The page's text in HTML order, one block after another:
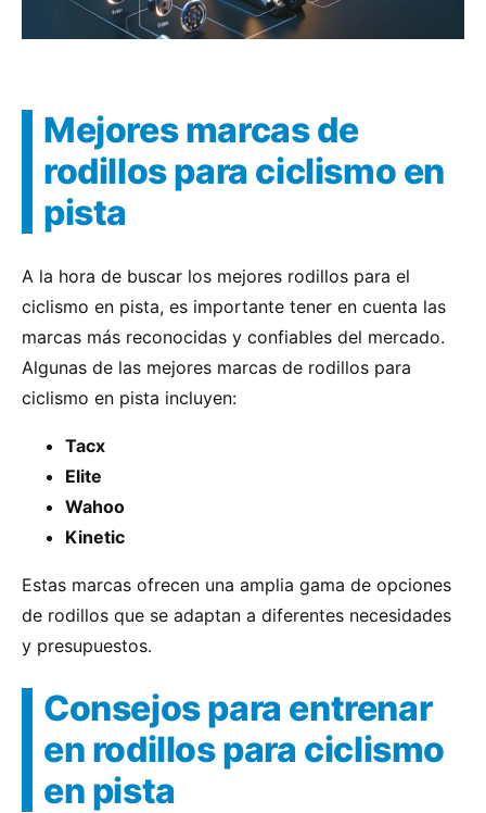
Mejores marcas de
rodillos para ciclismo en
pista
A la hora de buscar los mejores rodillos para el
ciclismo en pista, es importante tener en cuenta las
marcas más reconocidas y confiables del mercado.
Algunas de las mejores marcas de rodillos para
ciclismo en pista incluyen:
Tacx
Elite
Wahoo
Kinetic
Estas marcas ofrecen una amplia gama de opciones
de rodillos que se adaptan a diferentes necesidades
y presupuestos.
Consejos para entrenar
en rodillos para ciclismo
en pista